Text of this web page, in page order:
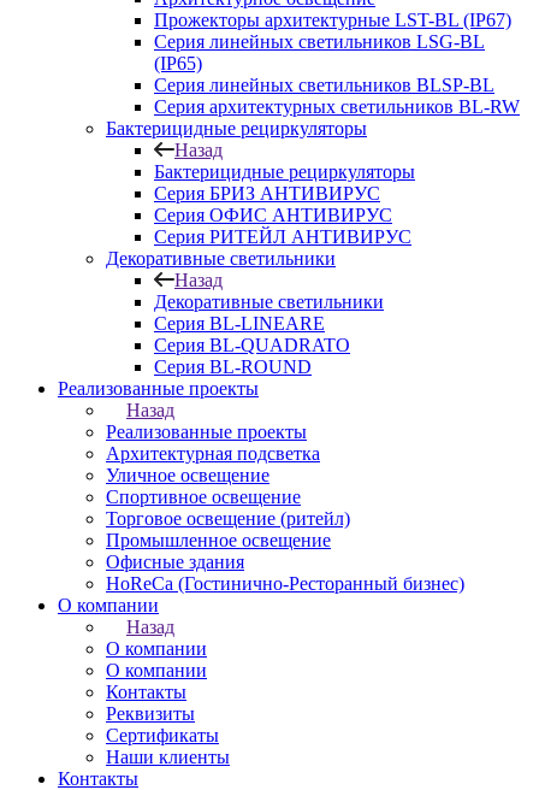
Прожекторы архитектурные LST-BL (IP67)
Серия линейных светильников LSG-BL
(IP65)
Серия линейных светильников BLSP-BL
Серия архитектурных светильников BL-RW
Бактерицидные рециркуляторы
Назад
Бактерицидные рециркуляторы
Серия БРИЗ АНТИВИРУС
Серия ОФИС АНТИВИРУС
Серия РИТЕЙЛ АНТИВИРУС
Декоративные светильники
Назад
Декоративные светильники
Серия BL-LINEARE
Серия BL-QUADRATO
Серия BL-ROUND
Реализованные проекты
Назад
Реализованные проекты
Архитектурная подсветка
Уличное освещение
Спортивное освещение
Торговое освещение (ритейл)
Промышленное освещение
Офисные здания
HoReCa (Гостинично-Ресторанный бизнес)
О компании
Назад
О компании
О компании
Контакты
Реквизиты
Сертификаты
Наши клиенты
Контакты